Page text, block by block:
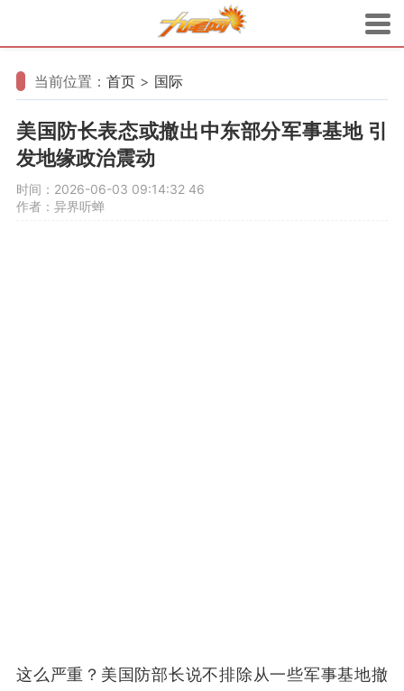
当前位置： 首页 > 国际
美国防长表态或撤出中东部分军事基地 引
发地缘政治震动
时间：2026-06-03 09:14:32 46
作者：异界听蝉
这么严重？美国防部长说不排除从一些军事基地撤